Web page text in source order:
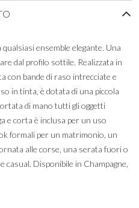
ensemble elegante. Una
dal profilo sottile. Realizzata in
con bande di raso intrecciate e
in tinta, è dotata di una piccola
di mano tutti gli oggetti
e corta è inclusa per un uso
formali per un matrimonio, un
alle corse, una serata fuori o
casual. Disponibile in Champagne,